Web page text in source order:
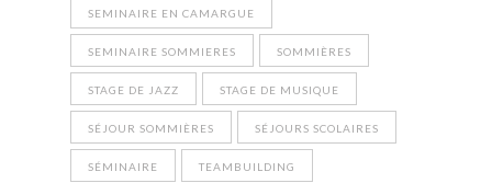
SEMINAIRE EN CAMARGUE
SEMINAIRE SOMMIERES SOMMIÈRES
STAGE DE JAZZ STAGE DE MUSIQUE
SÉJOUR SOMMIÈRES SÉJOURS SCOLAIRES
SÉMINAIRE TEAMBUILDING